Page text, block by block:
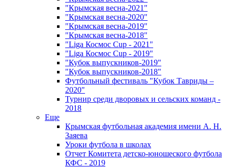
"Крымская весна-2021"
"Крымская весна-2020"
"Крымская весна-2019"
"Крымская весна-2018"
"Liga Космос Cup - 2021"
"Liga Космос Cup - 2019"
"Кубок выпускников-2019"
"Кубок выпускников-2018"
Футбольный фестиваль "Кубок Тавриды –
2020"
Турнир среди дворовых и сельских команд -
2018
Еще
Крымская футбольная академия имени А. Н.
Заяева
Уроки футбола в школах
Отчет Комитета детско-юношеского футбола
КФС - 2019